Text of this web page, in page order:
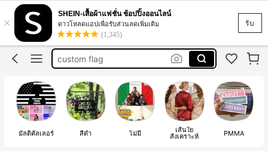
รับ
×
SHEIN-เสื้อผ้าแฟชั่น ช้อปปิ้งออนไลน์
ดาวโหลดแอปเพื่อรับส่วนลดเพิ่มเติม
(1,345)
american flag custom
דגל בהתאמה אישית
custom flag
costum flag
american flag custom
דגל בהתאמה אישית
มัลติคัลเลอร์ สีดำ ไม่มี เส้นใย
สังเคราะห์ PMMA